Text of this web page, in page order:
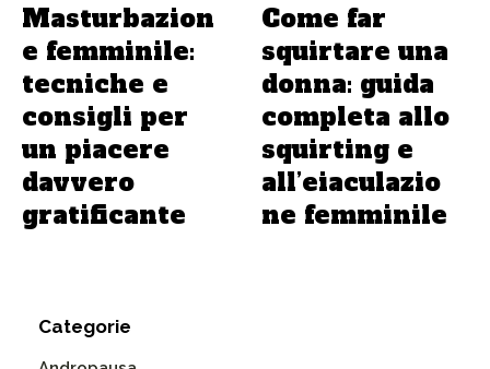
Masturbazion
e femminile:
tecniche e
consigli per
un piacere
davvero
gratificante
Come far
squirtare una
donna: guida
completa allo
squirting e
all’eiaculazio
ne femminile
Categorie